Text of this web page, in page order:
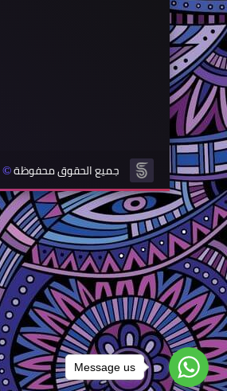
جميع الحقوق محفوظة©
Message us